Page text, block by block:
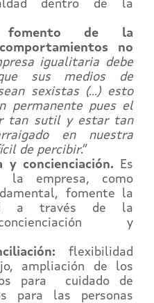
dentro de la
fomento de la
no
igualitaria debe
sus medios de
sexistas (…) esto
permanente pues el
tan sutil y estar tan
en nuestra
de percibir.”
y concienciación.
Es
la empresa, como
fomente la
a través de la
y
flexibilidad
ampliación de los
para cuidado de
para las personas